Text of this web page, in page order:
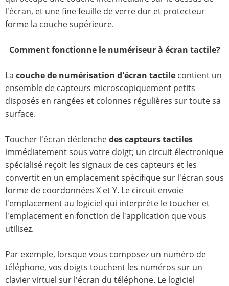
l'écran, et une fine feuille de verre dur et protecteur
forme la couche supérieure.
Comment fonctionne le numériseur à écran tactile?
La couche de numérisation d'écran tactile contient un
ensemble de capteurs microscopiquement petits
disposés en rangées et colonnes régulières sur toute sa
surface.
Toucher l'écran déclenchedes capteurs tactiles
immédiatement sous votre doigt; un circuit électronique
spécialisé reçoit les signaux de ces capteurs et les
convertit en un emplacement spécifique sur l'écran sous
forme de coordonnées X et Y. Le circuit envoie
l'emplacement au logiciel qui interprète le toucher et
l'emplacement en fonction de l'application que vous
utilisez.
Par exemple, lorsque vous composez un numéro de
téléphone, vos doigts touchent les numéros sur un
clavier virtuel sur l'écran du téléphone. Le logiciel